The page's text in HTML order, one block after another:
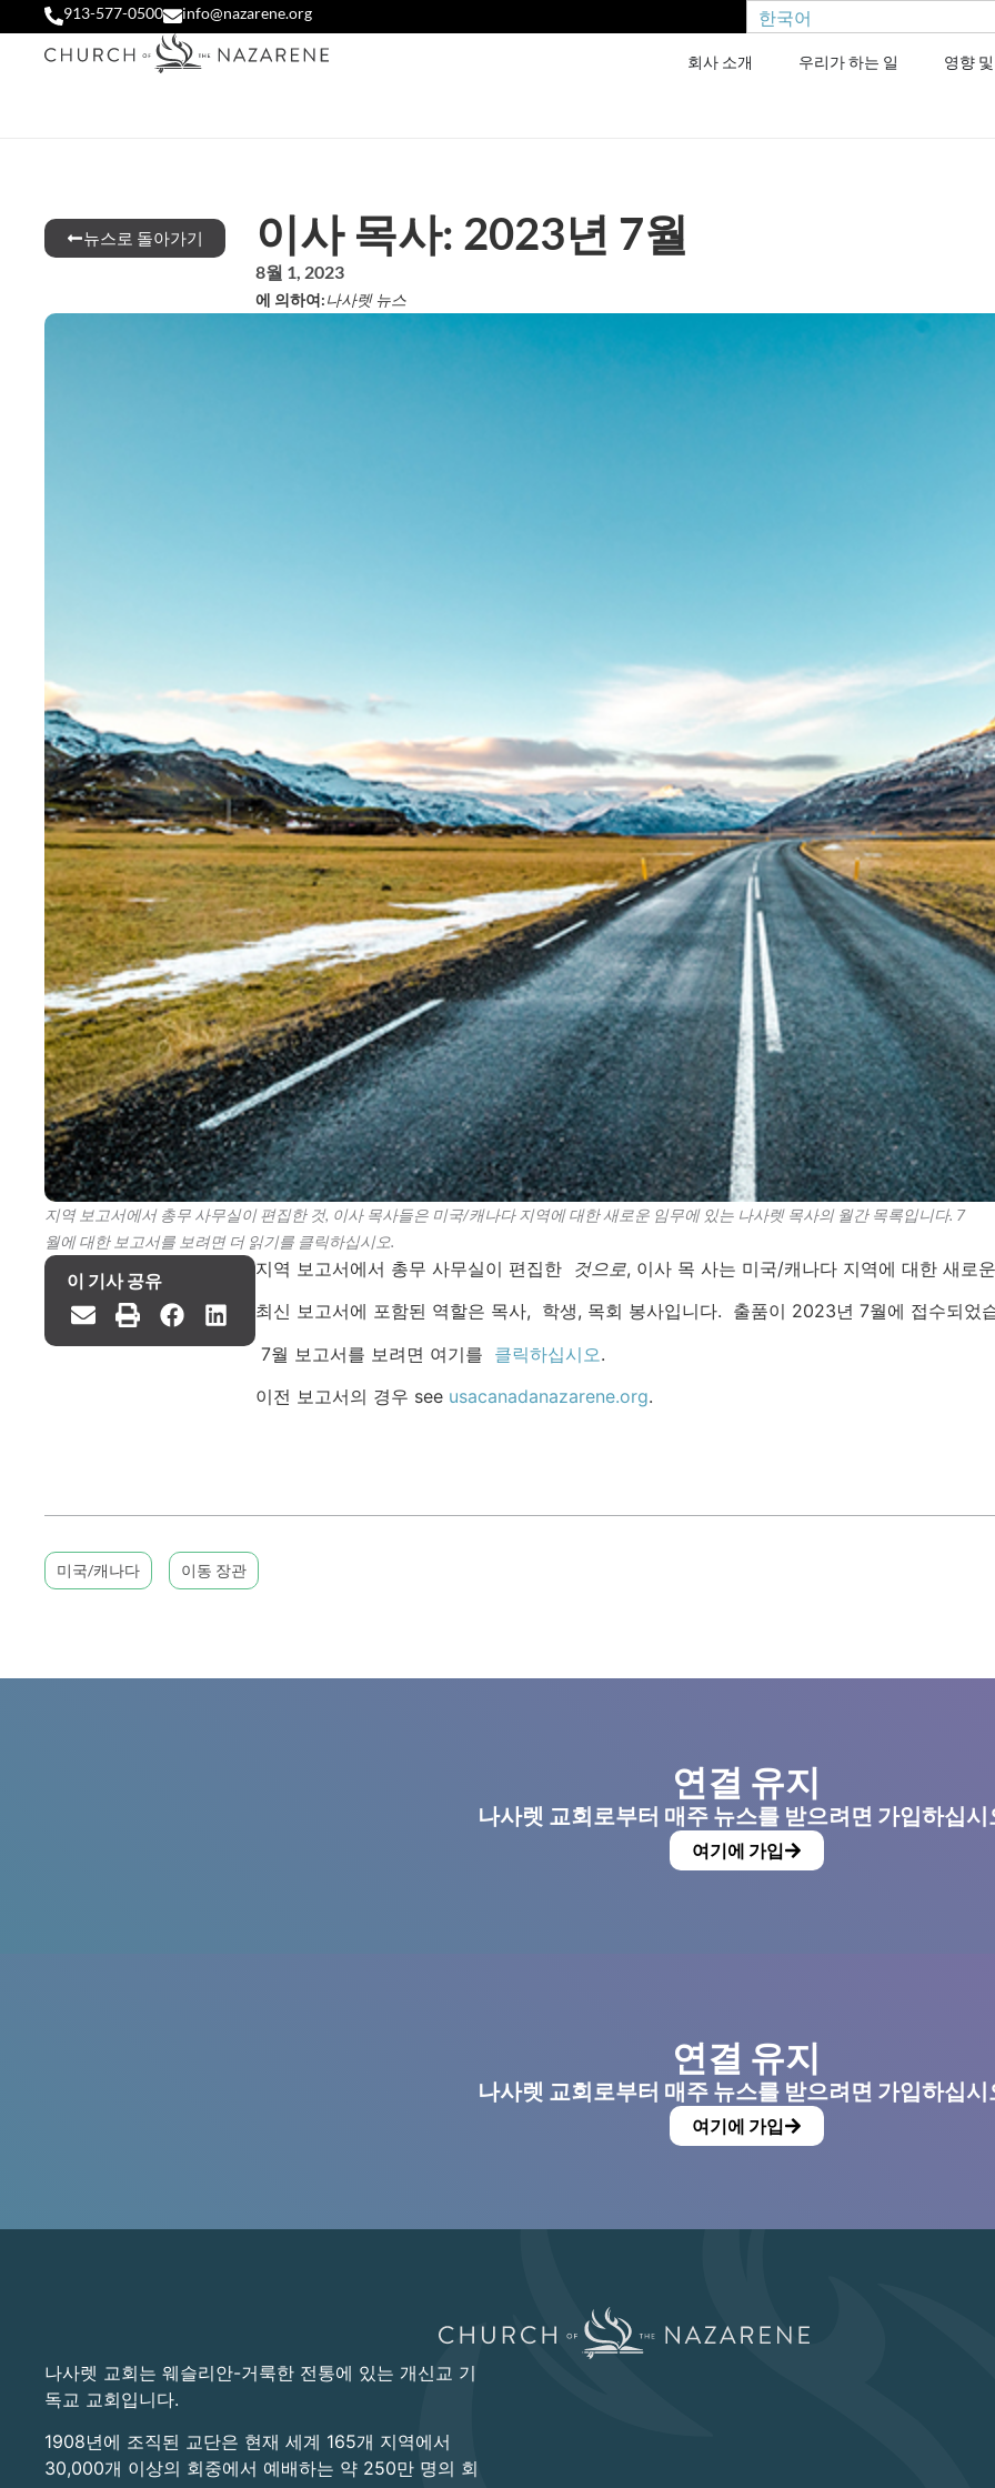
913-577-0500 info@nazarene.org 한국어
회사 소개 우리가 하는 일 영향
뉴스로 돌아가기 이사 목사: 2023년 7월
8월 1, 2023
에 의하여:나사렛 뉴스
지역 보고서에서 총무 사무실이 편집한 것, 이사 목사들은 미국/캐나다 지역에 대한 새로운 임무에 있는 나사렛 목사의 월간 목록입니다. 7
월에 대한 보고서를 보려면 더 읽기를 클릭하십시오.
이 기사 공유
지역 보고서에서 총무 사무실이 편집한 것으로, 이사 목 사는 미국/캐나다 지역에 대한 새로
최신 보고서에 포함된 역할은 목사, 학생, 목회 봉사입니다. 출품이 2023년 7월에 접수되었
7월 보고서를 보려면 여기를 클릭하십시오.
이전 보고서의 경우 see usacanadanazarene.org.
미국/캐나다 이동 장관
연결 유지
나사렛 교회로부터 매주 뉴스를 받으려면 가입하십시
여기에 가입
연결 유지
나사렛 교회로부터 매주 뉴스를 받으려면 가입하십시
여기에 가입
나사렛 교회는 웨슬리안-거룩한 전통에 있는 개신교 기
독교 교회입니다.
1908년에 조직된 교단은 현재 세계 165개 지역에서
30,000개 이상의 회중에서 예배하는 약 250만 명의 회